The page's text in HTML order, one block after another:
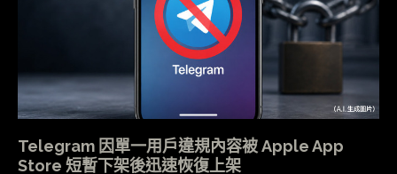
Telegram 因單一用戶違規內容被 Apple App
Store 短暫下架後迅速恢復上架